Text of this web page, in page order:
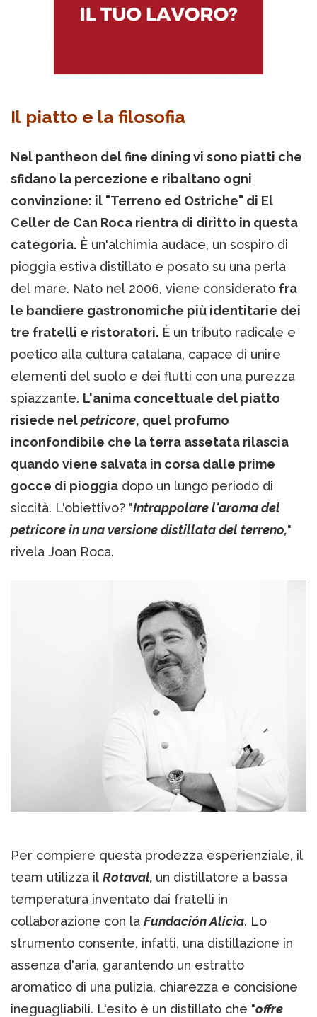
Il piatto e la filosofia
Nel pantheon del fine dining vi sono piatti che
sfidano la percezione e ribaltano ogni
convinzione: il "Terreno ed Ostriche" di El
Celler de Can Roca rientra di diritto in questa
categoria. È un'alchimia audace, un sospiro di
pioggia estiva distillato e posato su una perla
del mare. Nato nel 2006, viene considerato fra
le bandiere gastronomiche più identitarie dei
tre fratelli e ristoratori. È un tributo radicale e
poetico alla cultura catalana, capace di unire
elementi del suolo e dei flutti con una purezza
spiazzante. L'anima concettuale del piatto
risiede nelpetricore, quel profumo
inconfondibile che la terra assetata rilascia
quando viene salvata in corsa dalle prime
gocce di pioggia dopo un lungo periodo di
siccità. L'obiettivo? "Intrappolare l'aroma del
petricore in una versione distillata del terreno,"
rivela Joan Roca.
Per compiere questa prodezza esperienziale, il
team utilizza il Rotaval, un distillatore a bassa
temperatura inventato dai fratelli in
collaborazione con la Fundación Alicia. Lo
strumento consente, infatti, una distillazione in
assenza d'aria, garantendo un estratto
aromatico di una pulizia, chiarezza e concisione
ineguagliabili. L'esito è un distillato che "offre